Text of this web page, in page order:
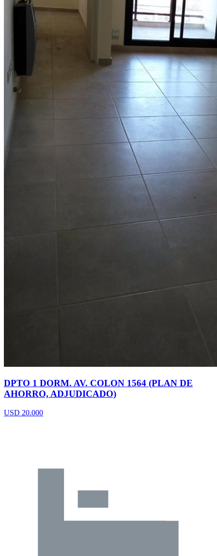
DPTO 1 DORM. AV. COLON 1564 (PLAN DE
AHORRO, ADJUDICADO)
USD 20.000